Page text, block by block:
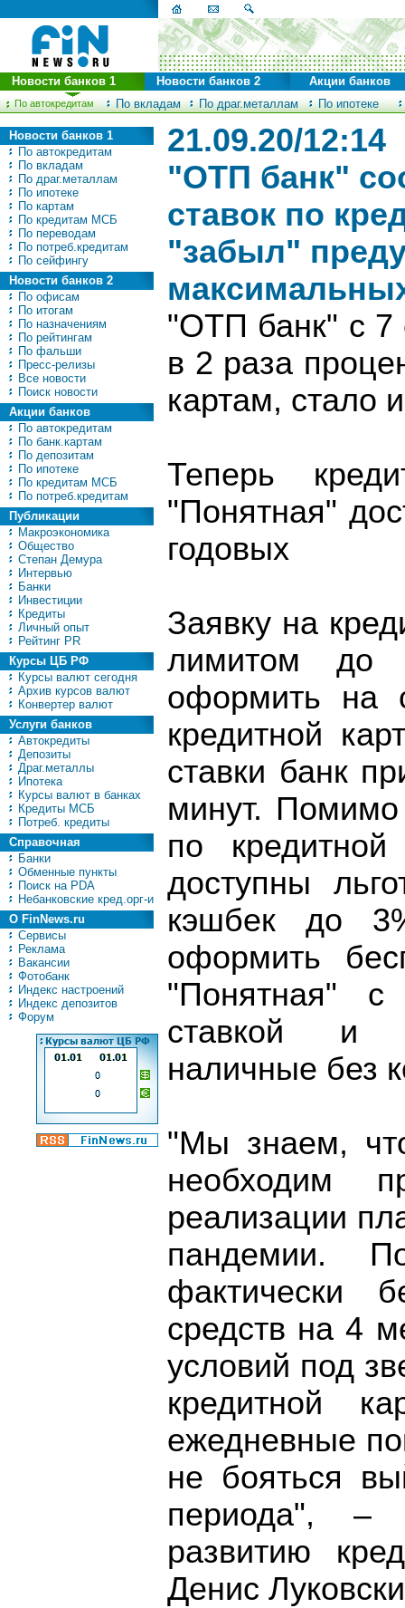
По автокредитам По вкладам По драг.металлам По ипотеке
Новости банков 1 Новости банков 2 Акции банков
Новости банков 1
По автокредитам
По вкладам
По драг.металлам
По ипотеке
По картам
По кредитам МСБ
По переводам
По потреб.кредитам
По сейфингу
Новости банков 2
По офисам
По итогам
По назначениям
По рейтингам
По фальши
Пресс-релизы
Все новости
Поиск новости
Акции банков
По автокредитам
По банк.картам
По депозитам
По ипотеке
По кредитам МСБ
По потреб.кредитам
Публикации
Макроэкономика
Общество
Степан Демура
Интервью
Банки
Инвестиции
Кредиты
Личный опыт
Рейтинг PR
Курсы ЦБ РФ
Курсы валют сегодня
Архив курсов валют
Конвертер валют
Услуги банков
Автокредиты
Депозиты
Драг.металлы
Ипотека
Курсы валют в банках
Кредиты МСБ
Потреб. кредиты
Справочная
Банки
Обменные пункты
Поиск на PDA
Небанковские кред.орг-и
О FinNews.ru
Сервисы
Реклама
Вакансии
Фотобанк
Индекс настроений
Индекс депозитов
Форум
21.09.20/12:14
"ОТП банк"
ставок по
"забыл"
"ОТП банк" с 7
в 2 раза
картам, стало
Теперь
"Понятная"
годовых
Заявку на
лимитом до
оформить на
кредитной
ставки банк
минут. Помимо
по
доступны
кэшбек до
оформить
"Понятная" с
ставкой и
наличные без
"Мы знаем,
необходим
реализации
пандемии.
фактически
средств на 4
условий под
кредитной
ежедневные
не бояться
периода", –
развитию
Денис